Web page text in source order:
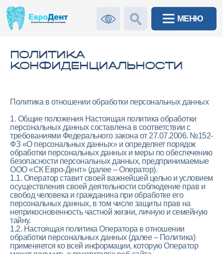
МЕНЮ
МЕНЮ
ПОЛИТИКА
КОНФИДЕНЦИАЛЬНОСТИ
Политика в отношении обработки персональных данных
1. Общие положения Настоящая политика обработки
персональных данных составлена в соответствии с
требованиями Федерального закона от 27.07.2006. №152-
ФЗ «О персональных данных» и определяет порядок
обработки персональных данных и меры по обеспечению
безопасности персональных данных, предпринимаемые
ООО «СК Евро-Дент» (далее – Оператор).
1.1. Оператор ставит своей важнейшей целью и условием
осуществления своей деятельности соблюдение прав и
свобод человека и гражданина при обработке его
персональных данных, в том числе защиты прав на
неприкосновенность частной жизни, личную и семейную
тайну.
1.2. Настоящая политика Оператора в отношении
обработки персональных данных (далее – Политика)
применяется ко всей информации, которую Оператор